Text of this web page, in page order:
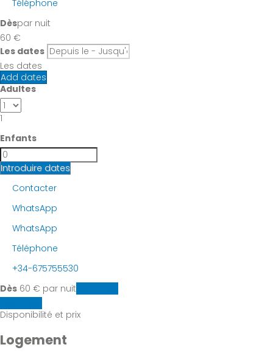
Téléphone
Dèspar nuit
60 €
Les dates
Les dates
Add dates
Adultes
1
Enfants
Introduire dates
Contacter
WhatsApp
WhatsApp
Téléphone
+34-675755530
Dès 60 € par nuit
Disponibilité et prix
Logement